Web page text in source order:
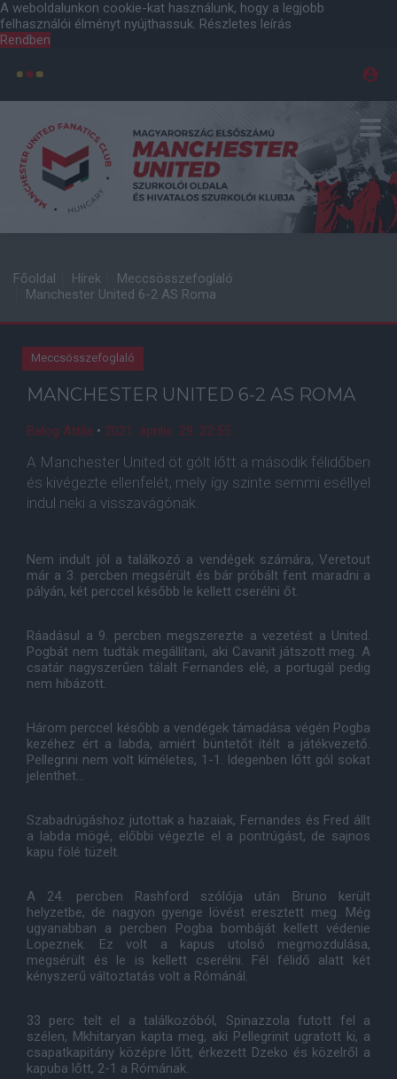
A weboldalunkon cookie-kat használunk, hogy a legjobb
felhasználói élményt nyújthassuk. Részletes leírás
Rendben
Főoldal Hírek
Meccsösszefoglaló
Manchester United 6-2 AS Roma
Meccsösszefoglaló
MANCHESTER UNITED 6-2 AS ROMA
Balog Attila • 2021. április. 29. 22:55
A Manchester United öt gólt lőtt a második félidőben
és kivégezte ellenfelét, mely így szinte semmi eséllyel
indul neki a visszavágónak.
Nem indult jól a találkozó a vendégek számára, Veretout
már a 3. percben megsérült és bár próbált fent maradni a
pályán, két perccel később le kellett cserélni őt.
Ráadásul a 9. percben megszerezte a vezetést a United.
Pogbát nem tudták megállítani, aki Cavanit játszott meg. A
csatár nagyszerűen tálalt Fernandes elé, a portugál pedig
nem hibázott.
Három perccel később a vendégek támadása végén Pogba
kezéhez ért a labda, amiért büntetőt ítélt a játékvezető.
Pellegrini nem volt kíméletes, 1-1. Idegenben lőtt gól sokat
jelenthet...
Szabadrúgáshoz jutottak a hazaiak, Fernandes és Fred állt
a labda mögé, előbbi végezte el a pontrúgást, de sajnos
kapu fölé tüzelt.
A 24. percben Rashford szólója után Bruno került
helyzetbe, de nagyon gyenge lövést eresztett meg. Még
ugyanabban a percben Pogba bombáját kellett védenie
Lopeznek. Ez volt a kapus utolsó megmozdulása,
megsérült és le is kellett cserélni. Fél félidő alatt két
kényszerű változtatás volt a Rómánál.
33 perc telt el a találkozóból, Spinazzola futott fel a
szélen, Mkhitaryan kapta meg, aki Pellegrinit ugratott ki, a
csapatkapitány középre lőtt, érkezett Dzeko és közelről a
kapuba lőtt, 2-1 a Rómának.